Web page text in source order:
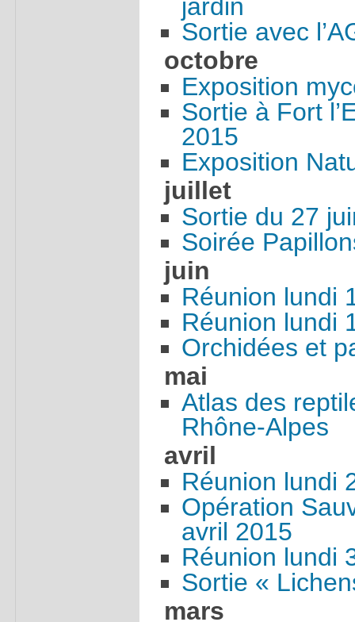
jardin
Sortie avec
octobre
Exposition
Sortie à Fort
2015
Exposition
juillet
Sortie du 27
Soirée
juin
Réunion lundi
Réunion lundi
Orchidées et
mai
Atlas des
Rhône-Alpes
avril
Réunion lundi
Opération
avril 2015
Réunion lundi
Sortie «
mars